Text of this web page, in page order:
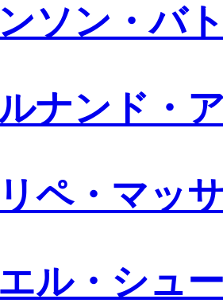
ソン・バ
ナンド・
ペ・マッ
ル・シュ